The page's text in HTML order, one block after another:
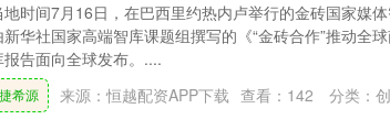
地时间7月16日，在巴西里约热内卢举行的金砖国家媒体
新华社国家高端智库课题组撰写的《“金砖合作”推动全
报告面向全球发布。....
捷希源 来源：恒越配资APP下载 查看： 142 分类：